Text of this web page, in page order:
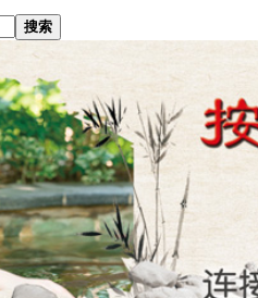
搜索